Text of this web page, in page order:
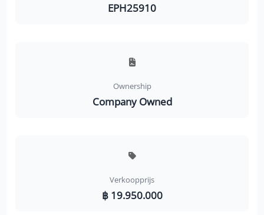
EPH25910
Ownership
Company Owned
Verkoopprijs
฿ 19.950.000